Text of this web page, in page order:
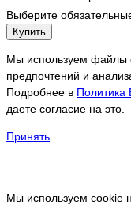
Выберите
Купить
Мы используем файлы
предпочтений и
Подробнее в Политика
даете согласие на это.
Принять
Мы используем cookie